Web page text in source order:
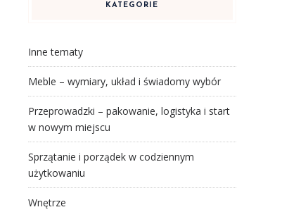
KATEGORIE
Inne tematy
Meble – wymiary, układ i świadomy wybór
Przeprowadzki – pakowanie, logistyka i start
w nowym miejscu
Sprzątanie i porządek w codziennym
użytkowaniu
Wnętrze